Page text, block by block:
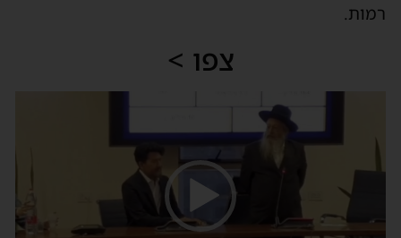
רמות.
צפו >
וידאו